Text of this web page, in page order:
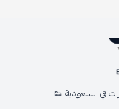
في السعودية 👟